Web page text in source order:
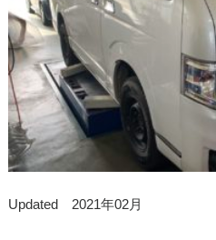
Updated 2021年02月